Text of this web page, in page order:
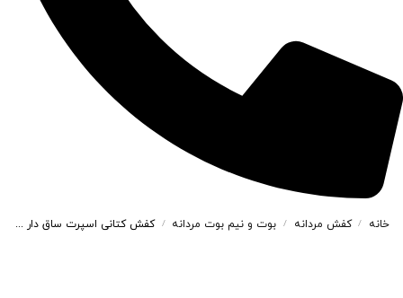
خانه / کفش مردانه / بوت و نیم بوت مردانه / کفش کتانی اسپرت ساق دار مردانه رنگ مشکی مدل نایک NIKE Jordan 1 low کد 71694